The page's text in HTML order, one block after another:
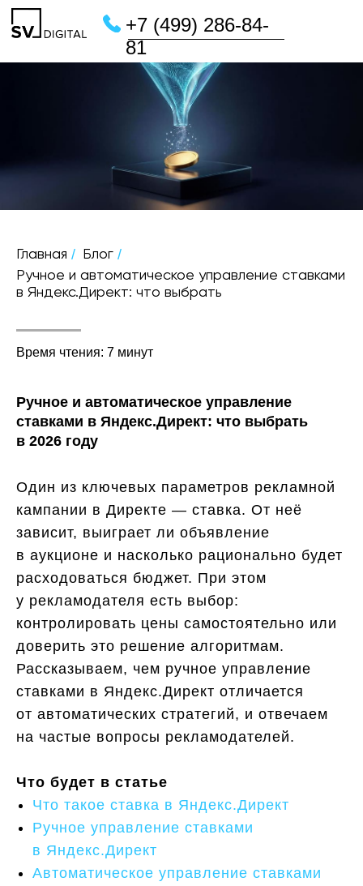
+7 (499) 286-84-
Главная / Блог /
Ручное и автоматическое управление ставками
в Яндекс.Директ: что выбрать
Время чтения: 7 минут
Ручное и автоматическое управление
ставками в Яндекс.Директ: что выбрать
в 2026 году
Один из ключевых параметров рекламной
кампании в Директе — ставка. От неё
зависит, выиграет ли объявление
в аукционе и насколько рационально будет
расходоваться бюджет. При этом
у рекламодателя есть выбор:
контролировать цены самостоятельно или
доверить это решение алгоритмам.
Рассказываем, чем ручное управление
ставками в Яндекс.Директ отличается
от автоматических стратегий, и отвечаем
на частые вопросы рекламодателей.
Что будет в статье
Что такое ставка в Яндекс.Директ
Ручное управление ставками
в Яндекс.Директ
Автоматическое управление ставками